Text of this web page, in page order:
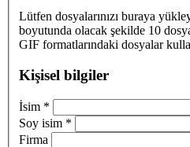
Lütfen dosyalarınızı buraya
boyutunda olacak şekilde 10
GIF formatlarındaki dosyalar
Kişisel bilgiler
İsim *
Soy isim *
Firma